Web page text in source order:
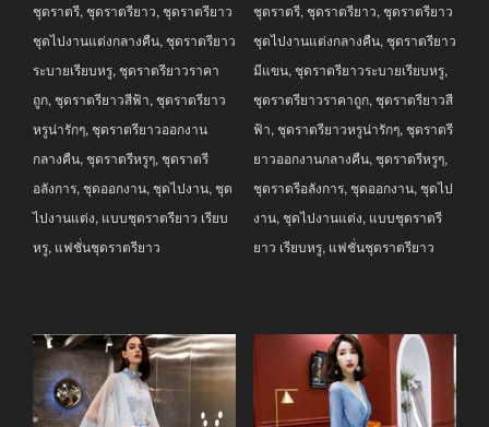
฿3,290.00.฿2,690.00.
ชุดราตรี, ชุดราตรียาว, ชุดราตรียาว
ชุดไปงานแต่งกลางคืน, ชุดราตรียาว
ระบายเรียบหรู, ชุดราตรียาวราคา
ถูก, ชุดราตรียาวสีฟ้า, ชุดราตรียาว
หรูน่ารักๆ, ชุดราตรียาวออกงาน
กลางคืน, ชุดราตรีหรูๆ, ชุดราตรี
อลังการ, ชุดออกงาน, ชุดไปงาน, ชุด
ไปงานแต่ง, แบบชุดราตรียาว เรียบ
หรู, แฟชั่นชุดราตรียาว
฿2,990.00.฿2,290.00.
ชุดราตรี, ชุดราตรียาว, ชุดราตรียาว
ชุดไปงานแต่งกลางคืน, ชุดราตรียาว
มีแขน, ชุดราตรียาวระบายเรียบหรู,
ชุดราตรียาวราคาถูก, ชุดราตรียาวสี
ฟ้า, ชุดราตรียาวหรูน่ารักๆ, ชุดราตรี
ยาวออกงานกลางคืน, ชุดราตรีหรูๆ,
ชุดราตรีอลังการ, ชุดออกงาน, ชุดไป
งาน, ชุดไปงานแต่ง, แบบชุดราตรี
ยาว เรียบหรู, แฟชั่นชุดราตรียาว